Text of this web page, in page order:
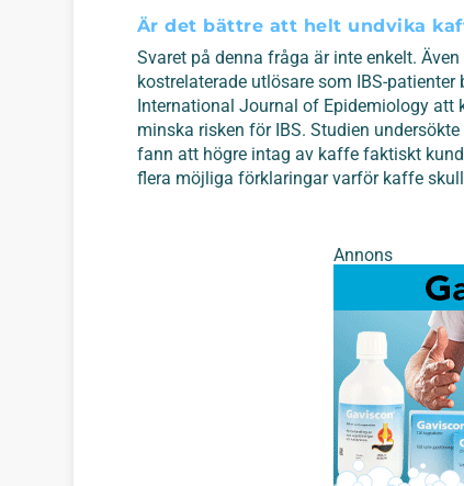
Är det bättre att helt undvika
Svaret på denna fråga är inte enkelt.
kostrelaterade utlösare som IBS-
International Journal of Epidemiology
minska risken för IBS. Studien
fann att högre intag av kaffe faktiskt
flera möjliga förklaringar varför kaffe
Annons